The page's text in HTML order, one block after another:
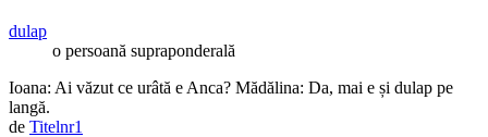
dulap
o persoană supraponderală
Ioana: Ai văzut ce urâtă e Anca? Mădălina: Da, mai e și dulap pe
langă.
de Titelnr1